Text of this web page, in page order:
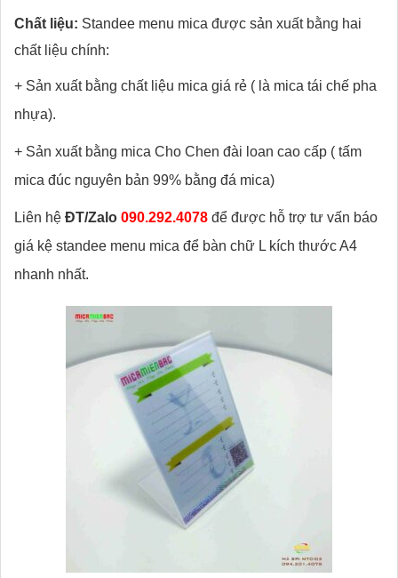
Chất liệu: Standee menu mica được sản xuất bằng hai
chất liệu chính:
+ Sản xuất bằng chất liệu mica giá rẻ ( là mica tái chế pha
nhựa).
+ Sản xuất bằng mica Cho Chen đài loan cao cấp ( tấm
mica đúc nguyên bản 99% bằng đá mica)
Liên hệ ĐT/Zalo 090.292.4078 để được hỗ trợ tư vấn báo
giá kệ standee menu mica để bàn chữ L kích thước A4
nhanh nhất.